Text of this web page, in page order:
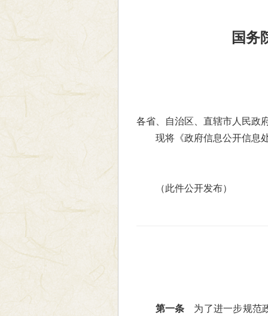
国务
各省、自治区、直辖市人民政
现将《政府信息公开信息
（此件公开发布）
第一条 为了进一步规范